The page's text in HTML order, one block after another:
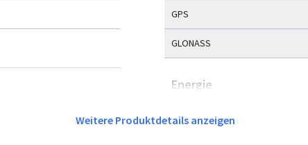
GPS
GLONASS
Energie
Weitere Produktdetails anzeigen